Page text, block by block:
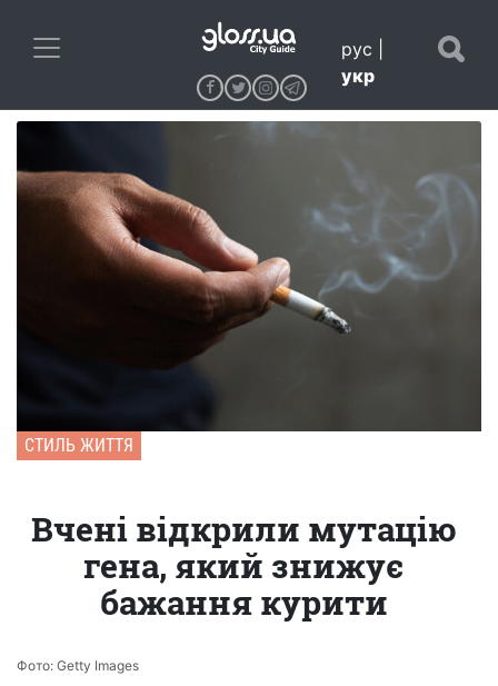
рус
укр
СТИЛЬ ЖИТТЯ
Вчені відкрили мутацію
гена, який знижує
бажання курити
Фото: Getty Images